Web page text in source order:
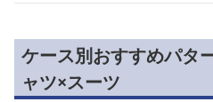
ケース別おすすめパタ
ャツ×スーツ